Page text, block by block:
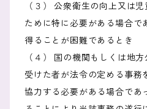
（３） 公衆衛生の向上又は
ために特に必要がある場合で
得ることが困難であるとき
（４） 国の機関もしくは地
受けた者が法令の定める事務
協力する必要がある場合であ